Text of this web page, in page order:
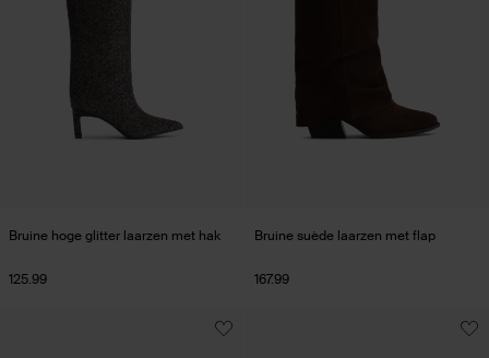
Bruine hoge glitter laarzen met hak
125.99
Bruine suède laarzen met flap
167.99